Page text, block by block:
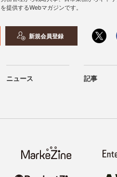
を提供するWebマガジンです。
新規会員登録
ニュース 記事